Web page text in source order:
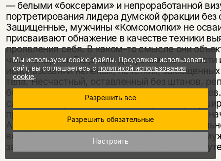
— белыми «боксерами» и непроработанной
портретирования лидера думской фракции
Защищенные, мужчины «Комсомолки» не
присваивают обнажение в качестве техники
проявления себя. В каком-то смысле они
чем женщины. Редакция допускает неточности
использовании нелепых, нечетких,
тела. Несчастный, оставленный без штанов,
большие траты поляков на домашних
сложенный красавец, глаза которого
приспущены, замещает бывшего партийного
А ряд женских ног маскирует брешь в
возникшую в интервью с гомосексуальным
зарабатывающим на жизнь проституцией и
Мы используем cookie-файлы. Продолжая использовать
сайт, вы соглашаетесь сполитикой использования
cookie.
Разрешить все
Разрешить обязательные
Настроить